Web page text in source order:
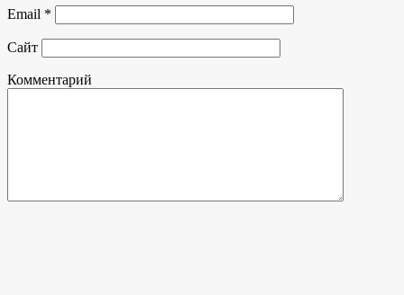
Email *
Сайт
Комментарий